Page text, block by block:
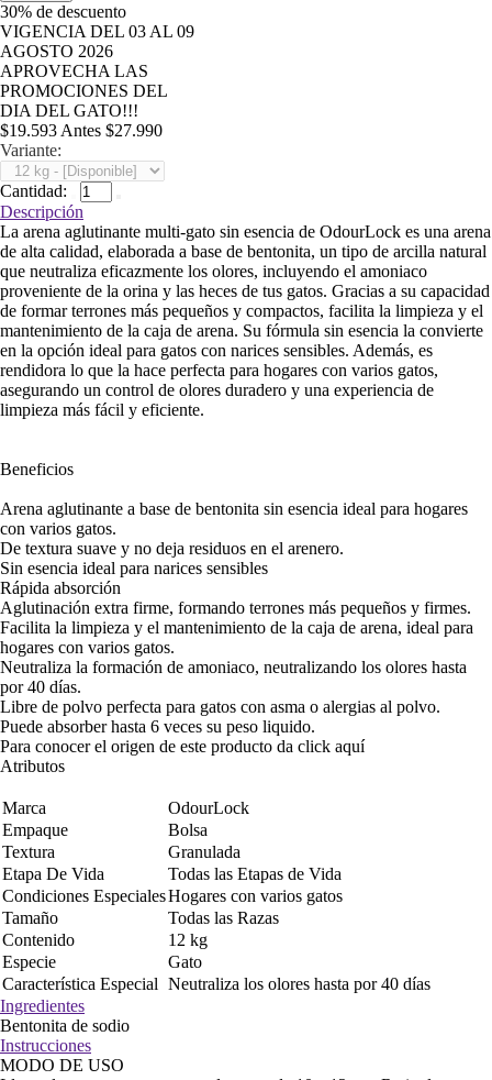
30% de descuento
VIGENCIA DEL 03 AL 09
AGOSTO 2026
APROVECHA LAS
PROMOCIONES DEL
DIA DEL GATO!!!
$19.593 Antes $27.990
Variante:
Cantidad:
Descripción
La arena aglutinante multi-gato sin esencia de OdourLock es una arena
de alta calidad, elaborada a base de bentonita, un tipo de arcilla natural
que neutraliza eficazmente los olores, incluyendo el amoniaco
proveniente de la orina y las heces de tus gatos. Gracias a su capacidad
de formar terrones más pequeños y compactos, facilita la limpieza y el
mantenimiento de la caja de arena. Su fórmula sin esencia la convierte
en la opción ideal para gatos con narices sensibles. Además, es
rendidora lo que la hace perfecta para hogares con varios gatos,
asegurando un control de olores duradero y una experiencia de
limpieza más fácil y eficiente.
Beneficios
Arena aglutinante a base de bentonita sin esencia ideal para hogares
con varios gatos.
De textura suave y no deja residuos en el arenero.
Sin esencia ideal para narices sensibles
Rápida absorción
Aglutinación extra firme, formando terrones más pequeños y firmes.
Facilita la limpieza y el mantenimiento de la caja de arena, ideal para
hogares con varios gatos.
Neutraliza la formación de amoniaco, neutralizando los olores hasta
por 40 días.
Libre de polvo perfecta para gatos con asma o alergias al polvo.
Puede absorber hasta 6 veces su peso liquido.
Para conocer el origen de este producto da click aquí
Atributos
Marca
OdourLock
Empaque
Bolsa
Textura
Granulada
Etapa De Vida
Todas las Etapas de Vida
Condiciones EspecialesHogares con varios gatos
Tamaño
Todas las Razas
Contenido
12 kg
Especie
Gato
Característica Especial Neutraliza los olores hasta por 40 días
Ingredientes
Bentonita de sodio
Instrucciones
MODO DE USO